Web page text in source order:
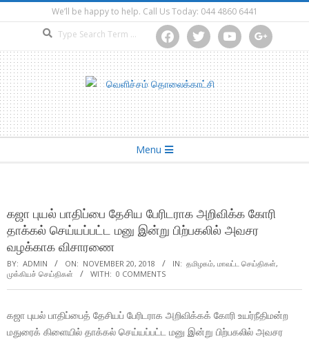
to
We’ll be happy to help. Call Us Today: 044 4860 6441
facebooktwitter youtube google
Menu
கஜா புயல் பாதிப்பை தேசிய பேரிடராக அறிவிக்க கோரி
தாக்கல் செய்யப்பட்ட மனு இன்று பிற்பகலில் அவசர
வழக்காக விசாரணை
BY: ADMIN ON: NOVEMBER 20, 2018 IN: தமிழகம், மாவட்ட செய்திகள்,
முக்கியச் செய்திகள்
WITH: 0 COMMENTS
கஜா புயல் பாதிப்பைத் தேசியப் பேரிடராக அறிவிக்கக் கோரி உயர்நீதிமன்ற
மதுரைக் கிளையில் தாக்கல் செய்யப்பட்ட மனு இன்று பிற்பகலில் அவசர